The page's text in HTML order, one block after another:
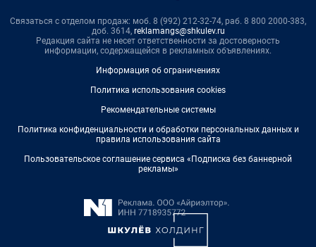
Связаться с отделом продаж: моб. 8 (992) 212-32-74, раб. 8 800 2000-383,
доб. 3614, reklamangs@shkulev.ru
Редакция сайта не несет ответственности за достоверность
информации, содержащейся в рекламных объявлениях.
Информация об ограничениях
Политика использования cookies
Рекомендательные системы
Политика конфиденциальности и обработки персональных данных и
правила использования сайта
Пользовательское соглашение сервиса «Подписка без баннерной
рекламы»